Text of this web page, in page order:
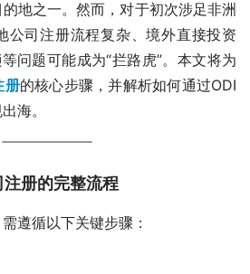
地之一。然而，对于初次涉足非洲
公司注册流程复杂、境外直接投资
问题可能成为“拦路虎”。本文将为
册的核心步骤，并解析如何通过ODI
海。
册的完整流程
遵循以下关键步骤：